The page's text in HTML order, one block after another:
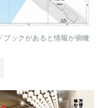
ックがあると情報が俯瞰